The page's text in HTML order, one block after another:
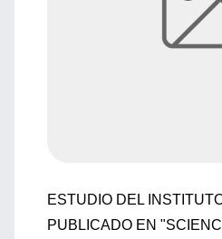
ESTUDIO DEL
PUBLICADO EN